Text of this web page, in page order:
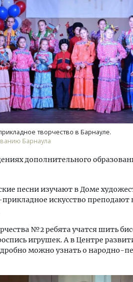
творчество в Барнауле.
Барнаула
дополнительного
песни изучают в Доме
искусство преподают
№2 ребята учатся шить
игрушек. А в Центре
можно узнать о народно-
Смелость
Генеральный директор
ЗИАС — об эстетике
трендах в фасадах и
СТРОИТЕЛЬСТВО